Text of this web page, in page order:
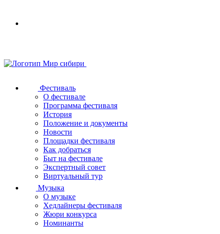
browser
Фестиваль
О фестивале
Программа фестиваля
История
Положение и документы
Новости
Площадки фестиваля
Как добраться
Быт на фестивале
Экспертный совет
Виртуальный тур
Музыка
О музыке
Хедлайнеры фестиваля
Жюри конкурса
Номинанты